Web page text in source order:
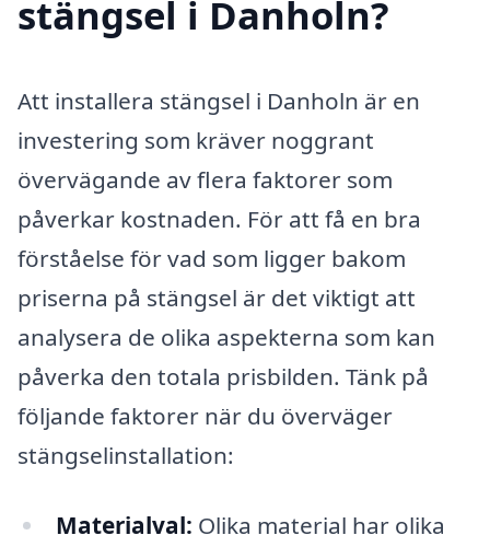
stängsel i Danholn?
Att installera stängsel i Danholn är en
investering som kräver noggrant
övervägande av flera faktorer som
påverkar kostnaden. För att få en bra
förståelse för vad som ligger bakom
priserna på stängsel är det viktigt att
analysera de olika aspekterna som kan
påverka den totala prisbilden. Tänk på
följande faktorer när du överväger
stängselinstallation:
Materialval: Olika material har olika